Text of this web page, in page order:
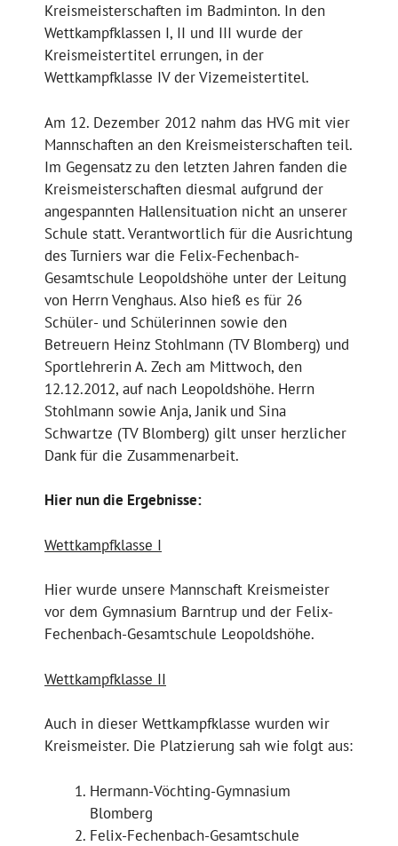
Kreismeisterschaften im Badminton. In den
Wettkampfklassen I, II und III wurde der
Kreismeistertitel errungen, in der
Wettkampfklasse IV der Vizemeistertitel.
Am 12. Dezember 2012 nahm das HVG mit vier
Mannschaften an den Kreismeisterschaften teil.
Im Gegensatz zu den letzten Jahren fanden die
Kreismeisterschaften diesmal aufgrund der
angespannten Hallensituation nicht an unserer
Schule statt. Verantwortlich für die Ausrichtung
des Turniers war die Felix-Fechenbach-
Gesamtschule Leopoldshöhe unter der Leitung
von Herrn Venghaus. Also hieß es für 26
Schüler- und Schülerinnen sowie den
Betreuern Heinz Stohlmann (TV Blomberg) und
Sportlehrerin A. Zech am Mittwoch, den
12.12.2012, auf nach Leopoldshöhe. Herrn
Stohlmann sowie Anja, Janik und Sina
Schwartze (TV Blomberg) gilt unser herzlicher
Dank für die Zusammenarbeit.
Hier nun die Ergebnisse:
Wettkampfklasse I
Hier wurde unsere Mannschaft Kreismeister
vor dem Gymnasium Barntrup und der Felix-
Fechenbach-Gesamtschule Leopoldshöhe.
Wettkampfklasse II
Auch in dieser Wettkampfklasse wurden wir
Kreismeister. Die Platzierung sah wie folgt aus:
Hermann-Vöchting-Gymnasium
Blomberg
Felix-Fechenbach-Gesamtschule